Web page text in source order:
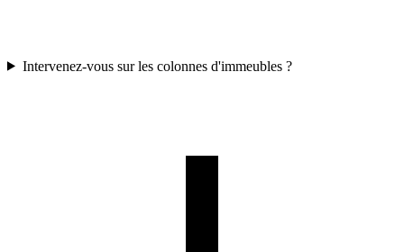
Intervenez-vous sur les colonnes d'immeubles ?